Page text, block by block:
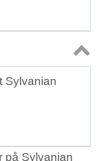
Topp
Sylvanian
på Sylvanian